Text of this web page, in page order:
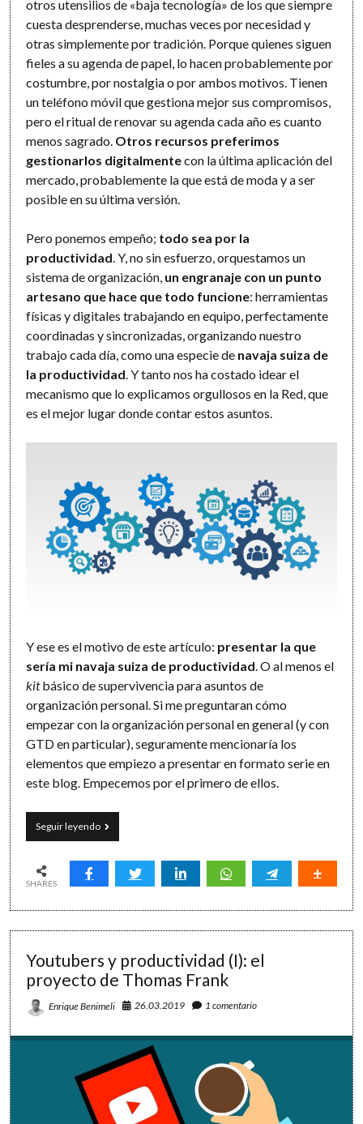
otros utensilios de «baja tecnología» de los que siempre
cuesta desprenderse, muchas veces por necesidad y
otras simplemente por tradición. Porque quienes siguen
fieles a su agenda de papel, lo hacen probablemente por
costumbre, por nostalgia o por ambos motivos. Tienen
un teléfono móvil que gestiona mejor sus compromisos,
pero el ritual de renovar su agenda cada año es cuanto
menos sagrado. Otros recursos preferimos
gestionarlos digitalmentecon la última aplicación del
mercado, probablemente la que está de moda y a ser
posible en su última versión.
Pero ponemos empeño; todo sea por la
productividad . Y, no sin esfuerzo, orquestamos un
sistema de organización, un engranaje con un punto
artesano que hace que todo funcione: herramientas
físicas y digitales trabajando en equipo, perfectamente
coordinadas y sincronizadas, organizando nuestro
trabajo cada día, como una especie de navaja suiza de
la productividad . Y tanto nos ha costado idear el
mecanismo que lo explicamos orgullosos en la Red, que
es el mejor lugar donde contar estos asuntos.
Y ese es el motivo de este artículo: presentar la que
sería mi navaja suiza de productividad . O al menos el
kitbásico de supervivencia para asuntos de
organización personal. Si me preguntaran cómo
empezar con la organización personal en general (y con
GTD en particular), seguramente mencionaría los
elementos que empiezo a presentar en formato serie en
este blog. Empecemos por el primero de ellos.
Seguir leyendoLa
navaja
personal
y
aprendizaje
SHARES
Youtubers y productividad (I): el
proyecto de Thomas Frank
Enrique Benimeli 26.03.2019 1 comentario